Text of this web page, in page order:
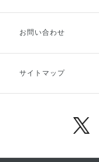
お支払方法
キャンセル・返品・交換
お問い合わせ
サイトマップ